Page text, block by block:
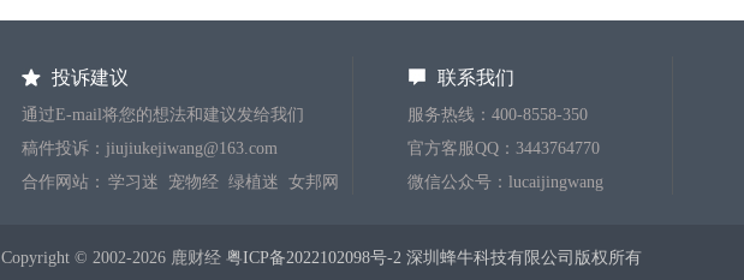
投诉建议
通过E-mail将您的想法和建议发给我们
稿件投诉：jiujiukejiwang@163.com
合作网站： 学习迷 宠物经 绿植迷 女邦网
联系我们
服务热线：400-8558-350
官方客服QQ：3443764770
微信公众号：lucaijingwang
Copyright © 2002-2026 鹿财经 粤ICP备2022102098号-2 深圳蜂牛科技有限公司版权所有